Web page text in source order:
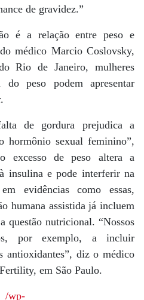
de gravidez.”
é a relação entre peso e
médico Marcio Coslovsky,
Rio de Janeiro, mulheres
peso podem apresentar
de gordura prejudica a
hormônio sexual feminino”,
excesso de peso altera a
insulina e pode interferir na
evidências como essas,
humana assistida já incluem
questão nutricional. “Nossos
por exemplo, a incluir
antioxidantes”, diz o médico
em São Paulo.